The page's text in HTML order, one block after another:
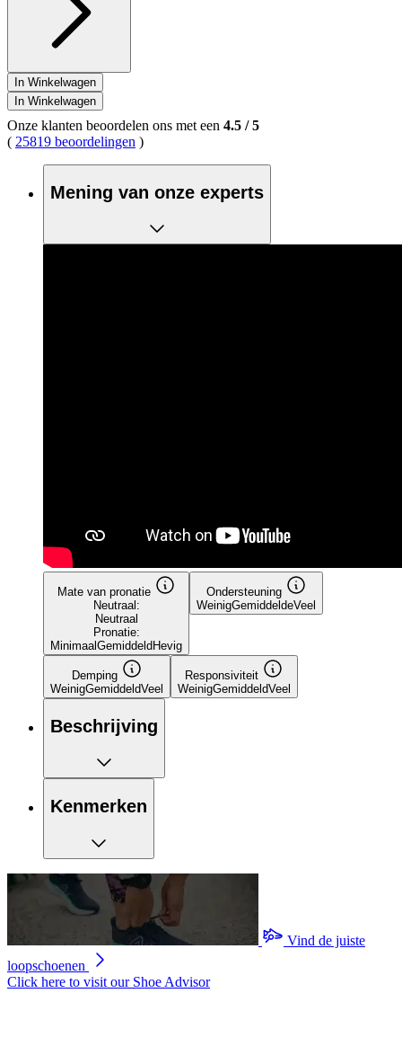
In Winkelwagen
In Winkelwagen
Onze klanten beoordelen ons met een 4.5 /5
( 25819 beoordelingen )
Mening van onze experts
Mate van pronatie
Neutraal:
Neutraal
Pronatie:
MinimaalGemiddeld Hevig
Ondersteuning
WeinigGemiddeldeVeel
Demping
WeinigGemiddeldVeel
Responsiviteit
WeinigGemiddeldVeel
Beschrijving
Kenmerken
Vind de juiste
loopschoenen
Click here to visit our Shoe Advisor